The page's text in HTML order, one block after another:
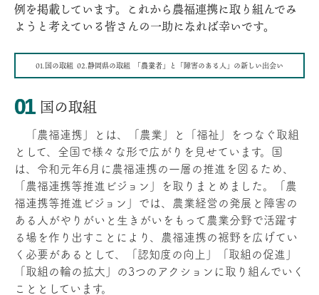
例を掲載しています。これから農福連携に取り組んでみ
ようと考えている皆さんの一助になれば幸いです。
01.国の取組 02.静岡県の取組 「農業者」と「障害のある人」の新しい出会い
国の取組
「農福連携」とは、「農業」と「福祉」をつなぐ取組
として、全国で様々な形で広がりを見せています。国
は、令和元年6月に農福連携の一層の推進を図るため、
「農福連携等推進ビジョン」を取りまとめました。「農
福連携等推進ビジョン」では、農業経営の発展と障害の
ある人がやりがいと生きがいをもって農業分野で活躍す
る場を作り出すことにより、農福連携の裾野を広げてい
く必要があるとして、「認知度の向上」「取組の促進」
「取組の輪の拡大」の3つのアクションに取り組んでいく
こととしています。